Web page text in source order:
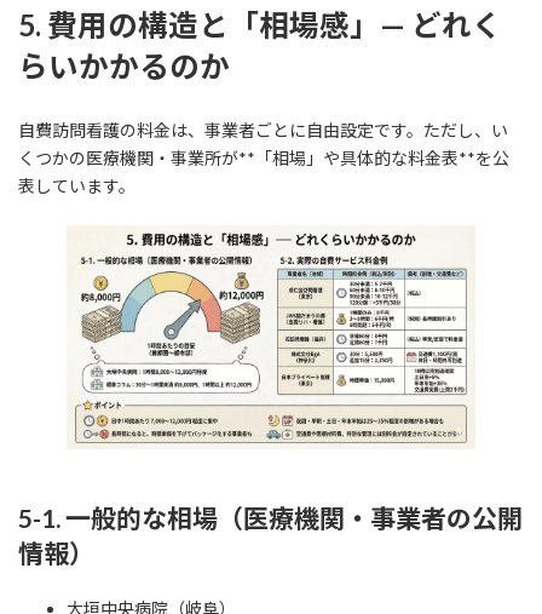
5. 費用の構造と「相場感」— どれく
らいかかるのか
自費訪問看護の料金は、事業者ごとに自由設定です。ただし、い
くつかの医療機関・事業所が**「相場」や具体的な料金表**を公
表しています。
5-1. 一般的な相場（医療機関・事業者の公開
情報）
大垣中央病院（岐阜）